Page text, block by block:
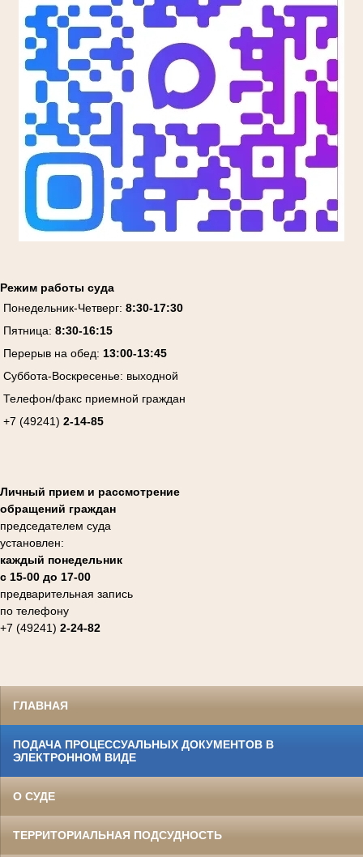
Режим работы суда
Понедельник-Четверг: 8:30-17:30
Пятница: 8:30-16:15
Перерыв на обед: 13:00-13:45
Суббота-Воскресенье: выходной
Телефон/факс приемной граждан
+7 (49241) 2-14-85
Личный прием и рассмотрение
обращений граждан
председателем суда
установлен:
каждый понедельник
с 15-00 до 17-00
предварительная запись
по телефону
+7 (49241) 2-24-82
ГЛАВНАЯ
ПОДАЧА ПРОЦЕССУАЛЬНЫХ ДОКУМЕНТОВ В
ЭЛЕКТРОННОМ ВИДЕ
О СУДЕ
ТЕРРИТОРИАЛЬНАЯ ПОДСУДНОСТЬ